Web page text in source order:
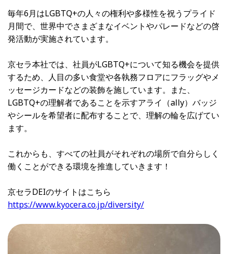
毎年6月はLGBTQ+の人々の権利や多様性を祝うプライド
月間で、世界中でさまざまなイベントやパレードなどの啓
発活動が実施されています。
京セラ本社では、社員がLGBTQ+について知る機会を提供
するため、人目の多い食堂や各執務フロアにフラッグやメ
ッセージカードなどの装飾を施しています。また、
LGBTQ+の理解者であることを示すアライ（ally）バッジ
やシールを希望者に配布することで、理解の輪を広げてい
ます。
これからも、すべての社員がそれぞれの場所で自分らしく
働くことができる環境を推進していきます！
京セラDEIのサイトはこちら
https://www.kyocera.co.jp/diversity/